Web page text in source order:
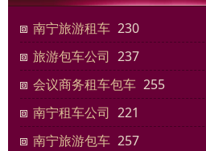
南宁旅游租车 230
旅游包车公司 237
会议商务租车包车 255
南宁租车公司 221
南宁旅游包车 257